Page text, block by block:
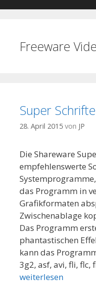
Freeware
Super
28. April 2015 von JP
Die Shareware
empfehlenswerte
das Programm in
Grafikformaten
Zwischenablage
Das Programm
phantastischen
kann das
3g2, asf, avi, fli, flc,
weiterlesen